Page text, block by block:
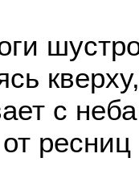
с неба
ресниц